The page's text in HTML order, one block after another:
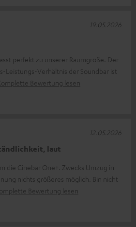
perfekt zu unserer Raumgröße. Der
Leistungs-Verhältnis der Soundbar ist
Bewertung lesen
19.05.2026
laut
die Cinebar One+. Zwecks Umzug in
nichts größeres möglich. Bin nicht
Bewertung lesen
12.05.2026